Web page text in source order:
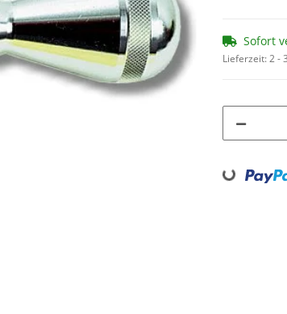
Sofort
Lieferzeit:2 -
Loading...